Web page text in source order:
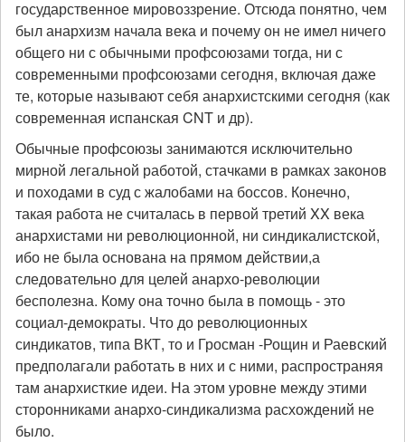
государственное мировоззрение. Отсюда понятно, чем
был анархизм начала века и почему он не имел ничего
общего ни с обычными профсоюзами тогда, ни с
современными профсоюзами сегодня, включая даже
те, которые называют себя анархистскими сегодня (как
современная испанская CNT и др).
Обычные профсоюзы занимаются исключительно
мирной легальной работой, стачками в рамках законов
и походами в суд с жалобами на боссов. Конечно,
такая работа не считалась в первой третий XX века
анархистами ни революционной, ни синдикалистской,
ибо не была основана на прямом действии,а
следовательно для целей анархо-революции
бесполезна. Кому она точно была в помощь - это
социал-демократы. Что до революционных
синдикатов, типа ВКТ, то и Гросман -Рощин и Раевский
предполагали работать в них и с ними, распространяя
там анархисткие идеи. На этом уровне между этими
сторонниками анархо-синдикализма расхождений не
было.